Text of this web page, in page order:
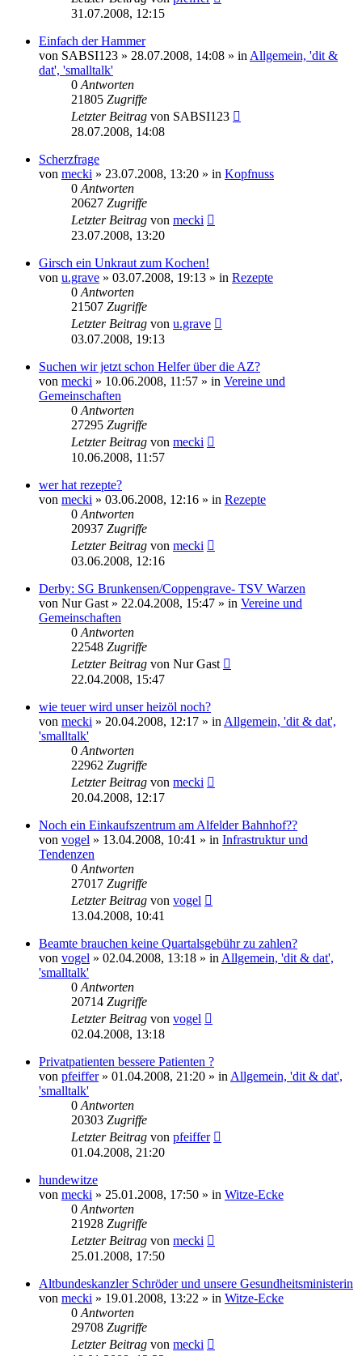
31.07.2008, 12:15
Einfach der Hammer
von SABSI123 » 28.07.2008, 14:08 » in Allgemein, 'dit &
dat', 'smalltalk'
0 Antworten
21805 Zugriffe
Letzter Beitrag von SABSI123
28.07.2008, 14:08
Scherzfrage
von mecki » 23.07.2008, 13:20 » in Kopfnuss
0 Antworten
20627 Zugriffe
Letzter Beitrag von mecki
23.07.2008, 13:20
Girsch ein Unkraut zum Kochen!
von u.grave » 03.07.2008, 19:13 » in Rezepte
0 Antworten
21507 Zugriffe
Letzter Beitrag von u.grave
03.07.2008, 19:13
Suchen wir jetzt schon Helfer über die AZ?
von mecki » 10.06.2008, 11:57 » in Vereine und
Gemeinschaften
0 Antworten
27295 Zugriffe
Letzter Beitrag von mecki
10.06.2008, 11:57
wer hat rezepte?
von mecki » 03.06.2008, 12:16 » in Rezepte
0 Antworten
20937 Zugriffe
Letzter Beitrag von mecki
03.06.2008, 12:16
Derby: SG Brunkensen/Coppengrave- TSV Warzen
von Nur Gast » 22.04.2008, 15:47 » in Vereine und
Gemeinschaften
0 Antworten
22548 Zugriffe
Letzter Beitrag von Nur Gast
22.04.2008, 15:47
wie teuer wird unser heizöl noch?
von mecki » 20.04.2008, 12:17 » in Allgemein, 'dit & dat',
'smalltalk'
0 Antworten
22962 Zugriffe
Letzter Beitrag von mecki
20.04.2008, 12:17
Noch ein Einkaufszentrum am Alfelder Bahnhof??
von vogel » 13.04.2008, 10:41 » in Infrastruktur und
Tendenzen
0 Antworten
27017 Zugriffe
Letzter Beitrag von vogel
13.04.2008, 10:41
Beamte brauchen keine Quartalsgebühr zu zahlen?
von vogel » 02.04.2008, 13:18 » in Allgemein, 'dit & dat',
'smalltalk'
0 Antworten
20714 Zugriffe
Letzter Beitrag von vogel
02.04.2008, 13:18
Privatpatienten bessere Patienten ?
von pfeiffer» 01.04.2008, 21:20 » in Allgemein, 'dit & dat',
'smalltalk'
0 Antworten
20303 Zugriffe
Letzter Beitrag von pfeiffer
01.04.2008, 21:20
hundewitze
von mecki » 25.01.2008, 17:50 » in Witze-Ecke
0 Antworten
21928 Zugriffe
Letzter Beitrag von mecki
25.01.2008, 17:50
Altbundeskanzler Schröder und unsere Gesundheitsministerin
von mecki » 19.01.2008, 13:22 » in Witze-Ecke
0 Antworten
29708 Zugriffe
Letzter Beitrag von mecki